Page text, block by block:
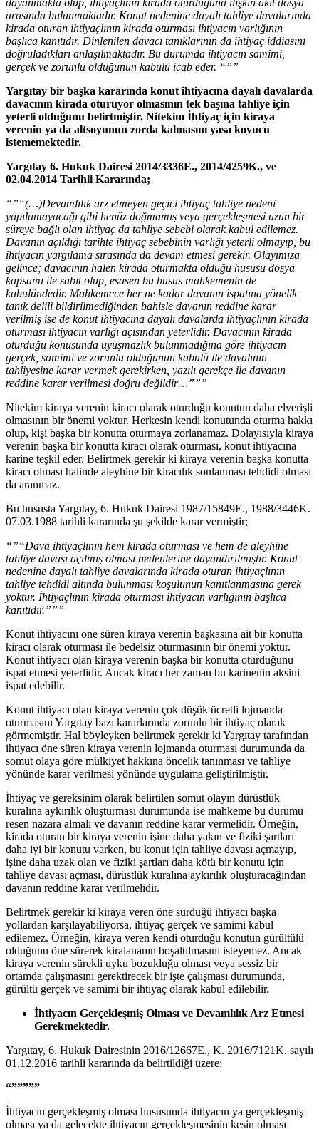
arasında bulunmaktadır. Konut nedenine dayalı tahliye davalarında
kirada oturan ihtiyaçlının kirada oturması ihtiyacın varlığının
başlıca kanıtıdır. Dinlenilen davacı tanıklarının da ihtiyaç iddiasını
doğruladıkları anlaşılmaktadır. Bu durumda ihtiyacın samimi,
gerçek ve zorunlu olduğunun kabulü icab eder. “””
Yargıtay bir başka kararında konut ihtiyacına dayalı davalarda
davacının kirada oturuyor olmasının tek başına tahliye için
yeterli olduğunu belirtmiştir. Nitekim İhtiyaç için kiraya
verenin ya da altsoyunun zorda kalmasını yasa koyucu
istememektedir.
Yargıtay 6. Hukuk Dairesi 2014/3336E., 2014/4259K., ve
02.04.2014 Tarihli Kararında;
“”“(…)Devamlılık arz etmeyen geçici ihtiyaç tahliye nedeni
yapılamayacağı gibi henüz doğmamış veya gerçekleşmesi uzun bir
süreye bağlı olan ihtiyaç da tahliye sebebi olarak kabul edilemez.
Davanın açıldığı tarihte ihtiyaç sebebinin varlığı yeterli olmayıp, bu
ihtiyacın yargılama sırasında da devam etmesi gerekir. Olayımıza
gelince; davacının halen kirada oturmakta olduğu hususu dosya
kapsamı ile sabit olup, esasen bu husus mahkemenin de
kabulündedir. Mahkemece her ne kadar davanın ispatına yönelik
tanık delili bildirilmediğinden bahisle davanın reddine karar
verilmiş ise de konut ihtiyacına dayalı davalarda ihtiyaçlının kirada
oturması ihtiyacın varlığı açısından yeterlidir. Davacının kirada
oturduğu konusunda uyuşmazlık bulunmadığına göre ihtiyacın
gerçek, samimi ve zorunlu olduğunun kabulü ile davalının
tahliyesine karar vermek gerekirken, yazılı gerekçe ile davanın
reddine karar verilmesi doğru değildir…”””
Nitekim kiraya verenin kiracı olarak oturduğu konutun daha elverişli
olmasının bir önemi yoktur. Herkesin kendi konutunda oturma hakkı
olup, kişi başka bir konutta oturmaya zorlanamaz. Dolayısıyla kiraya
verenin başka bir konutta kiracı olarak oturması, konut ihtiyacına
karine teşkil eder. Belirtmek gerekir ki kiraya verenin başka konutta
kiracı olması halinde aleyhine bir kiracılık sonlanması tehdidi olması
da aranmaz.
Bu hususta Yargıtay, 6. Hukuk Dairesi 1987/15849E., 1988/3446K.
07.03.1988 tarihli kararında şu şekilde karar vermiştir;
“”“Dava ihtiyaçlının hem kirada oturması ve hem de aleyhine
tahliye davası açılmış olması nedenlerine dayandırılmıştır. Konut
nedenine dayalı tahliye davalarında kirada oturan ihtiyaçlının
tahliye tehdidi altında bulunması koşulunun kanıtlanmasına gerek
yoktur. İhtiyaçlının kirada oturması ihtiyacın varlığının başlıca
kanıtıdır.”””
Konut ihtiyacını öne süren kiraya verenin başkasına ait bir konutta
kiracı olarak oturması ile bedelsiz oturmasının bir önemi yoktur.
Konut ihtiyacı olan kiraya verenin başka bir konutta oturduğunu
ispat etmesi yeterlidir. Ancak kiracı her zaman bu karinenin aksini
ispat edebilir.
Konut ihtiyacı olan kiraya verenin çok düşük ücretli lojmanda
oturmasını Yargıtay bazı kararlarında zorunlu bir ihtiyaç olarak
görmemiştir. Hal böyleyken belirtmek gerekir ki Yargıtay tarafından
ihtiyacı öne süren kiraya verenin lojmanda oturması durumunda da
somut olaya göre mülkiyet hakkına öncelik tanınması ve tahliye
yönünde karar verilmesi yönünde uygulama geliştirilmiştir.
İhtiyaç ve gereksinim olarak belirtilen somut olayın dürüstlük
kuralına aykırılık oluşturması durumunda ise mahkeme bu durumu
resen nazara almalı ve davanın reddine karar vermelidir. Örneğin,
kirada oturan bir kiraya verenin işine daha yakın ve fiziki şartları
daha iyi bir konutu varken, bu konut için tahliye davası açmayıp,
işine daha uzak olan ve fiziki şartları daha kötü bir konutu için
tahliye davası açması, dürüstlük kuralına aykırılık oluşturacağından
davanın reddine karar verilmelidir.
Belirtmek gerekir ki kiraya veren öne sürdüğü ihtiyacı başka
yollardan karşılayabiliyorsa, ihtiyaç gerçek ve samimi kabul
edilemez. Örneğin, kiraya veren kendi oturduğu konutun gürültülü
olduğunu öne sürerek kiralananın boşaltılmasını isteyemez. Ancak
kiraya verenin sürekli uyku bozukluğu olması veya sessiz bir
ortamda çalışmasını gerektirecek bir işte çalışması durumunda,
gürültü gerçek ve samimi bir ihtiyaç olarak kabul edilebilir.
İhtiyacın Gerçekleşmiş Olması ve Devamlılık Arz Etmesi
Gerekmektedir.
Yargıtay, 6. Hukuk Dairesinin 2016/12667E., K. 2016/7121K. sayılı
01.12.2016 tarihli kararında da belirtildiği üzere;
“”””””
İhtiyacın gerçekleşmiş olması hususunda ihtiyacın ya gerçekleşmiş
olması ya da gelecekte ihtiyacın gerçekleşmesinin kesin olması